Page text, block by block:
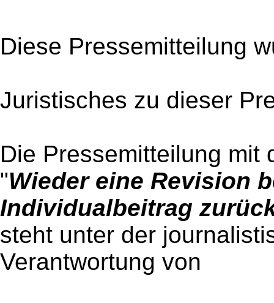
Diese Pressemitteilung
Juristisches zu dieser
Die Pressemitteilung mit
"Wieder eine Revision
Individualbeitrag
steht unter der
Verantwortung von